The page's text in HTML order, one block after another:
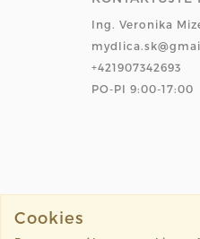
Ing. Veronika
+421907342693
PO-PI 9:00-17:00
Cookies